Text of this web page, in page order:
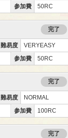
参加費 50RC
完了
難易度
VERYEASY
参加費 50RC
完了
難易度
NORMAL
参加費 100RC
完了